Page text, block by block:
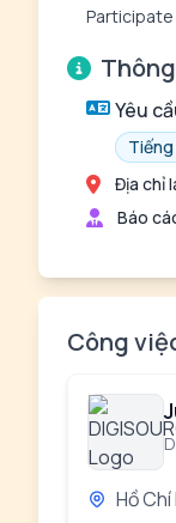
Yêu
Tiếng
Địa chỉ
Báo
Công
Hồ